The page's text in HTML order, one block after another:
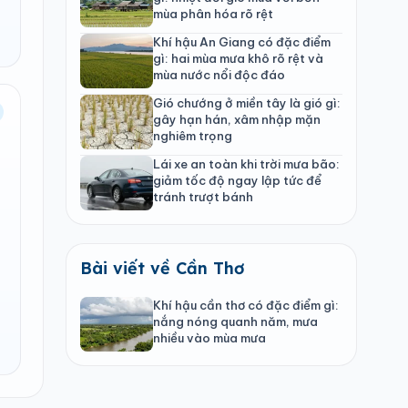
mùa phân hóa rõ rệt
Khí hậu An Giang có đặc điểm
gì: hai mùa mưa khô rõ rệt và
mùa nước nổi độc đáo
Gió chướng ở miền tây là gió gì:
gây hạn hán, xâm nhập mặn
nghiêm trọng
Lái xe an toàn khi trời mưa bão:
giảm tốc độ ngay lập tức để
tránh trượt bánh
Bài viết về Cần Thơ
Khí hậu cần thơ có đặc điểm gì:
nắng nóng quanh năm, mưa
nhiều vào mùa mưa